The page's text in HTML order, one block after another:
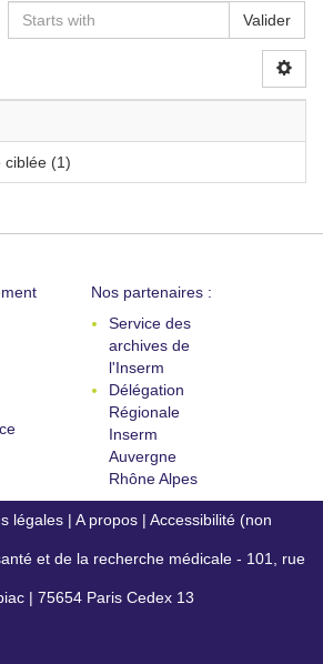
Valider
ciblée (1)
Nos partenaires :
Service des
archives de
l'Inserm
Délégation
Régionale
Inserm
Auvergne
Rhône Alpes
légales | A propos | Accessibilité (non
conforme)
et de la recherche médicale - 101, rue
| 75654 Paris Cedex 13